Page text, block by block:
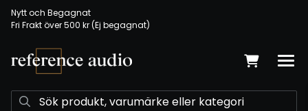
Nytt och Begagnat
Fri Frakt över 500 kr (Ej begagnat)